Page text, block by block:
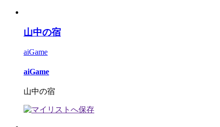
山中の宿
aiGame
aiGame
山中の宿